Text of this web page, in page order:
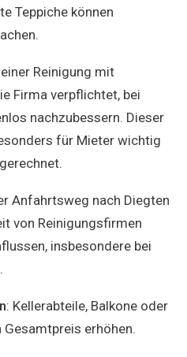
Teppiche können
einer Reinigung mit
Firma verpflichtet, bei
nachzubessern. Dieser
für Mieter wichtig
Anfahrtsweg nach Diegten
von Reinigungsfirmen
insbesondere bei
: Kellerabteile, Balkone oder
Gesamtpreis erhöhen.